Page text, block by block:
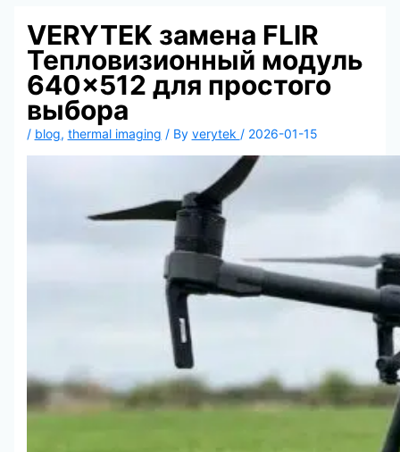
VERYTEK замена FLIR
Тепловизионный модуль
640×512 для простого
выбора
/ blog, thermal imaging / By verytek / 2026-01-15